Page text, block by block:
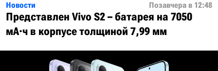
Новости Позавчера в 12:48
Представлен Vivo S2 – батарея на 7050
мА·ч в корпусе толщиной 7,99 мм